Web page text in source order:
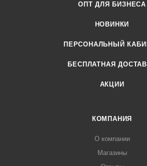
ОПТ ДЛЯ БИЗНЕСА
НОВИНКИ
ПЕРСОНАЛЬНЫЙ
БЕСПЛАТНАЯ
АКЦИИ
КОМПАНИЯ
О компании
Магазины